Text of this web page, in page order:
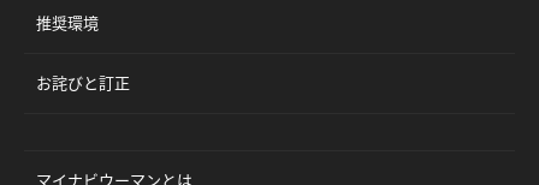
推奨環境
お詫びと訂正
マイナビウーマンとは